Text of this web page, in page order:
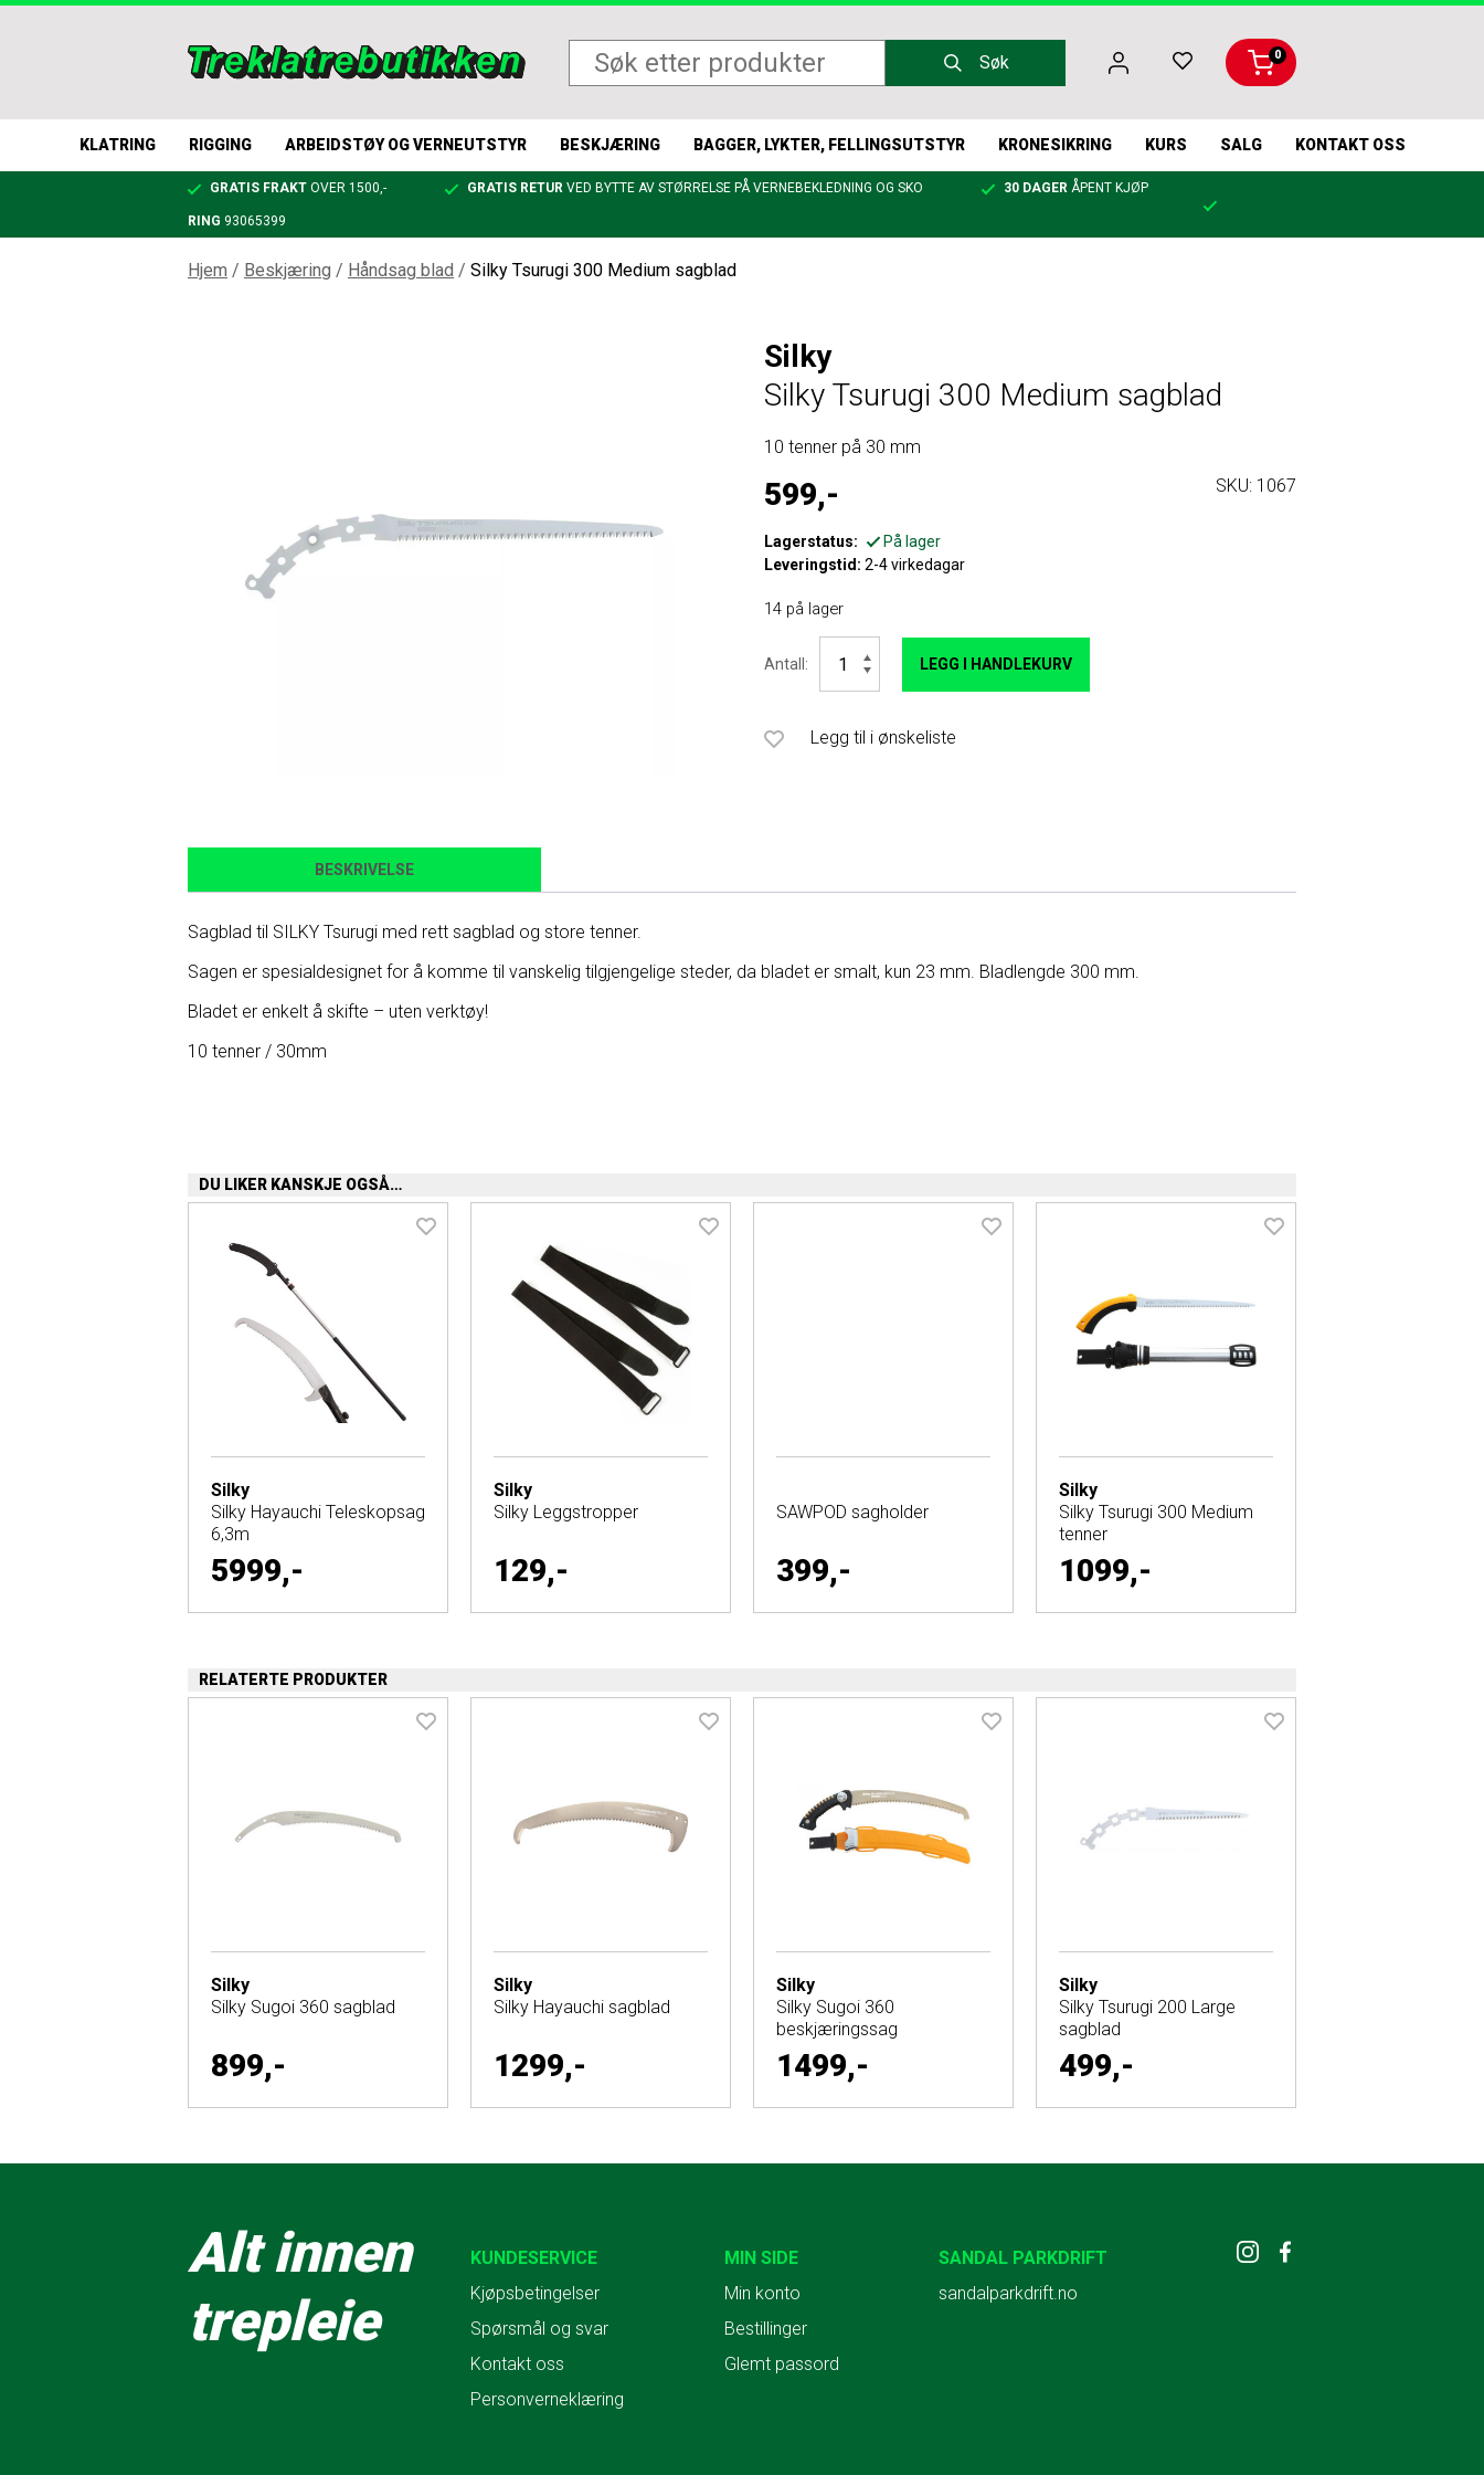
Søk 0
KLATRING RIGGING ARBEIDSTØY OG VERNEUTSTYR BESKJÆRING BAGGER, LYKTER, FELLINGSUTSTYR KRONESIKRING KURS SALG KONTAKT OSS
GRATIS FRAKT OVER 1500,- GRATIS RETUR VED BYTTE AV STØRRELSE PÅ VERNEBEKLEDNING OG SKO 30 DAGER ÅPENT KJØP
RING 93065399
Hjem / Beskjæring / Håndsag blad / Silky Tsurugi 300 Medium sagblad
Silky
Silky Tsurugi 300 Medium sagblad
10 tenner på 30 mm
599,- SKU: 1067
Lagerstatus:
På lager
Leveringstid:2-4 virkedagar
14 på lager
Antall:
Tsurugi
300
sagblad
LEGG I HANDLEKURV
Legg til i ønskeliste
BESKRIVELSE
Sagblad til SILKY Tsurugi med rett sagblad og store tenner.
Sagen er spesialdesignet for å komme til vanskelig tilgjengelige steder, da bladet er smalt, kun 23 mm. Bladlengde 300 mm.
Bladet er enkelt å skifte – uten verktøy!
10 tenner / 30mm
DU LIKER KANSKJE OGSÅ…
Silky
Silky Hayauchi Teleskopsag
6,3m
5999,-
Silky
Silky Leggstropper
129,-
SAWPOD sagholder
399,-
Silky
Silky Tsurugi 300 Medium
tenner
1099,-
RELATERTE PRODUKTER
Silky
Silky Sugoi 360 sagblad
899,-
Silky
Silky Hayauchi sagblad
1299,-
Silky
Silky Sugoi 360
beskjæringssag
1499,-
Silky
Silky Tsurugi 200 Large
sagblad
499,-
Alt innen
trepleie
KUNDESERVICE
Kjøpsbetingelser
Spørsmål og svar
Kontakt oss
Personverneklæring
MIN SIDE
Min konto
Bestillinger
Glemt passord
SANDAL PARKDRIFT
sandalparkdrift.no